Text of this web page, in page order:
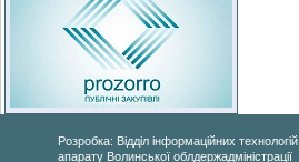
Розробка: Відділ інформаційних технологій
апарату Волинської облдержадміністрації